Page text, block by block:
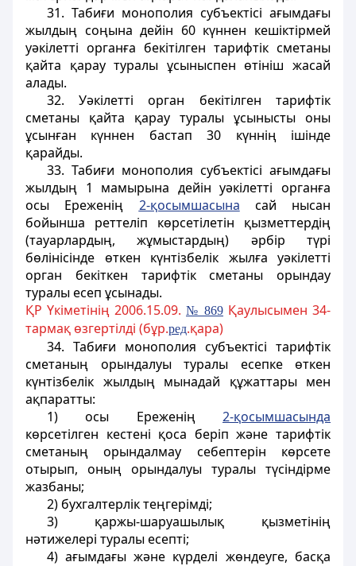
31. Табиғи монополия субъектісi ағымдағы
жылдың соңына дейiн 60 күннен кешіктірмей
уәкiлетті органға бекітілген тарифтік сметаны
қайта қарау туралы ұсыныспен өтiнiш жасай
алады.
32. Уәкілетті орган бекітілген тарифтік
сметаны қайта қарау туралы ұсынысты оны
ұсынған күннен бастап 30 күннiң iшiнде
қарайды.
33. Табиғи монополия субъектісi ағымдағы
жылдың 1 мамырына дейiн уәкілеттi органға
осы Ереженiң 2-қосымшасына сай нысан
бойынша реттеліп көрсетілетiн қызметтердiң
(тауарлардың, жұмыстардың) әрбір түрi
бөлiнiсiнде өткен күнтізбелiк жылға уәкiлетті
орган бекiткен тарифтiк сметаны орындау
туралы есеп ұсынады.
ҚР Үкіметінің 2006.15.09. № 869 Қаулысымен 34-
тармақ өзгертілді (бұр.ред.қара)
34. Табиғи монополия субъектісі тарифтік
сметаның орындалуы туралы есепке өткен
күнтізбелiк жылдың мынадай құжаттары мен
ақпаратты:
1) осы Ереженiң 2-қосымшасында
көрсетілген кестенi қоса берiп және тарифтiк
сметаның орындалмау себептерiн көрсете
отырып, оның орындалуы туралы түсiндiрме
жазбаны;
2) бухгалтерлік теңгерiмдi;
3) қаржы-шаруашылық қызметiнiң
нәтижелерi туралы есептi;
4) ағымдағы және күрделi жөндеуге, басқа